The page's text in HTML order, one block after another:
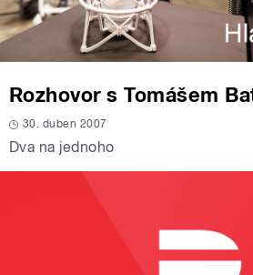
Rozhovor s Tomášem
30. duben 2007
Dva na jednoho